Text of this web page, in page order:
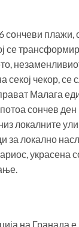
плажи,
се
чекор, се
Малага
сончев
локалните
локално
украсена
на Гранада